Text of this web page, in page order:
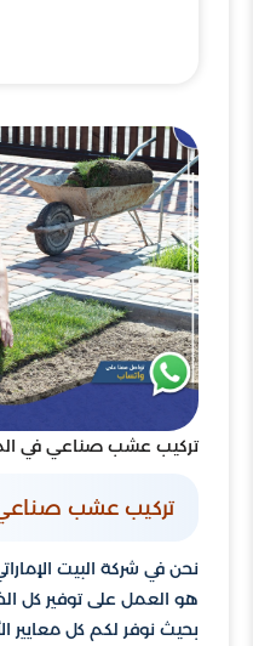
تركيب عشب صناعي في
تركيب عشب
نحن في شركة البيت
هو العمل على توفير كل
بحيث نوفر لكم كل معايير